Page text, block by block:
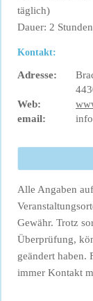
täglich)
Dauer: 2 Stunden
Kontakt:
Adresse:
Web:
email:
Alle Angaben
Gewähr. Trotz
Überprüfung,
geändert haben.
immer Kontakt